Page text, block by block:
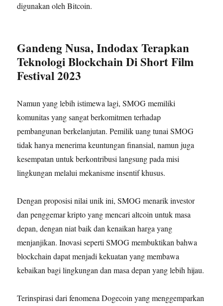
digunakan oleh Bitcoin.
Gandeng Nusa, Indodax Terapkan
Teknologi Blockchain Di Short Film
Festival 2023
Namun yang lebih istimewa lagi, SMOG memiliki
komunitas yang sangat berkomitmen terhadap
pembangunan berkelanjutan. Pemilik uang tunai SMOG
tidak hanya menerima keuntungan finansial, namun juga
kesempatan untuk berkontribusi langsung pada misi
lingkungan melalui mekanisme insentif khusus.
Dengan proposisi nilai unik ini, SMOG menarik investor
dan penggemar kripto yang mencari altcoin untuk masa
depan, dengan niat baik dan kenaikan harga yang
menjanjikan. Inovasi seperti SMOG membuktikan bahwa
blockchain dapat menjadi kekuatan yang membawa
kebaikan bagi lingkungan dan masa depan yang lebih hijau.
Terinspirasi dari fenomena Dogecoin yang menggemparkan